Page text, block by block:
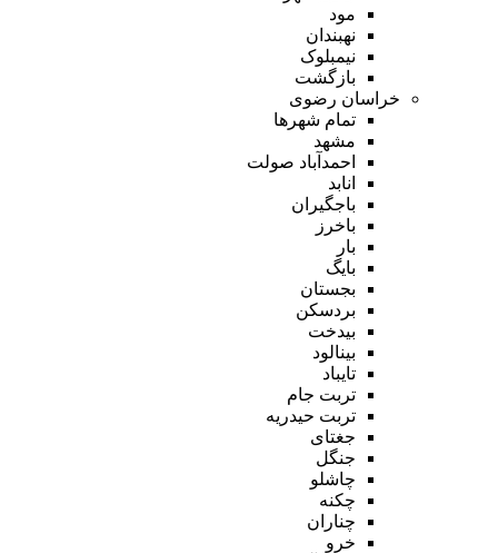
مود
نهبندان
نیمبلوک
بازگشت
خراسان رضوی
تمام شهر‌ها
مشهد
احمدآباد صولت
انابد
باجگیران
باخرز
بار
بایگ
بجستان
بردسکن
بیدخت
بینالود
تایباد
تربت جام
تربت حیدریه
جغتای
جنگل
چاشلو
چکنه
چناران
خرو